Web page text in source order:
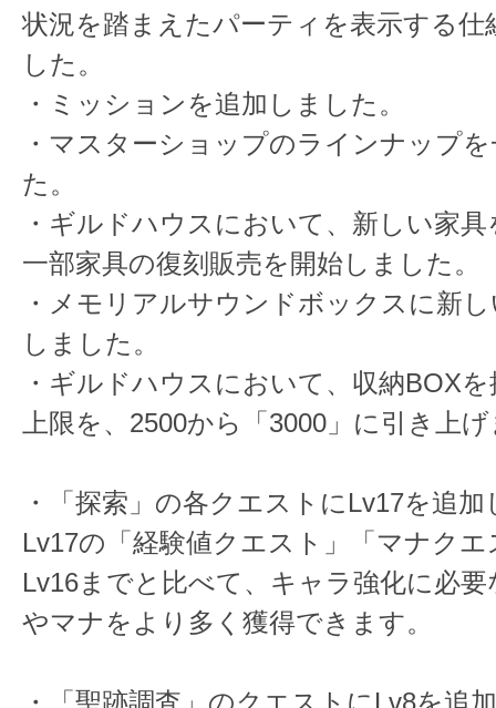
状況を踏まえたパーティを表示する仕
した。
・ミッションを追加しました。
・マスターショップのラインナップ
た。
・ギルドハウスにおいて、新しい家
一部家具の復刻販売を開始しました。
・メモリアルサウンドボックスに新
しました。
・ギルドハウスにおいて、収納BOX
上限を、2500から「3000」に引き上
・「探索」の各クエストにLv17を追
Lv17の「経験値クエスト」「マナク
Lv16までと比べて、キャラ強化に必
やマナをより多く獲得できます。
・「聖跡調査」のクエストにLv8を追